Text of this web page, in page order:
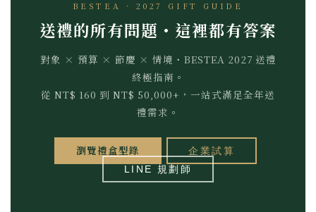
BESTEA · 2027 GIFT GUIDE
送禮的所有問題・這裡都有答案
對象 × 預算 × 節慶 × 情境・BESTEA 2027 送禮
終極指南。
從 NT$ 160 到 NT$ 50,000+，一站式滿足全年送
禮需求。
瀏覽禮盒型錄
企業試算
LINE 規劃師